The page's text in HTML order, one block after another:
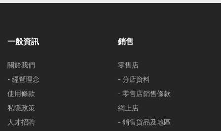
一般資訊
關於我們
- 經營理念
使用條款
私隱政策
人才招聘
銷售
零售店
- 分店資料
- 零售店銷售條款
網上店
- 銷售貨品及地區